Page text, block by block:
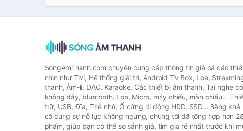
SongAmThanh.com chuyên cung cấp thông tin giá cả các
nhìn như Tivi, Hệ thống giải trí, Android TV Box, Loa,
thanh, Âm-li, DAC, Karaoke. Các thiết bị âm thanh, Tai nghe
không dây, bluetooth, Loa, Micro, máy chiếu, màn chiếu...
trữ, USB, Đĩa, Thẻ nhớ, Ổ cứng di động HDD, SSD... Bằng khả
có cùng sự nỗ lực không ngừng, chúng tôi đã tổng hợp hơn
phẩm, giúp bạn có thể so sánh giá, tìm giá rẻ nhất trước khi